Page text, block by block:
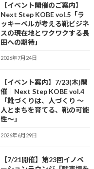
【イベント開催のご案内】
Next Step KOBE vol.5「ラ
ッキーベルが考える靴ビジネ
スの現在地とワクワクする長
田への期待」
2026年7月24日
【イベント案内】7/23(木)開
催｜Next Step KOBE vol.4
「靴づくりは、人づくり 〜
人とまちを育てる、靴の可能
性〜」
2026年6月29日
【7/21開催】第23回イノベ